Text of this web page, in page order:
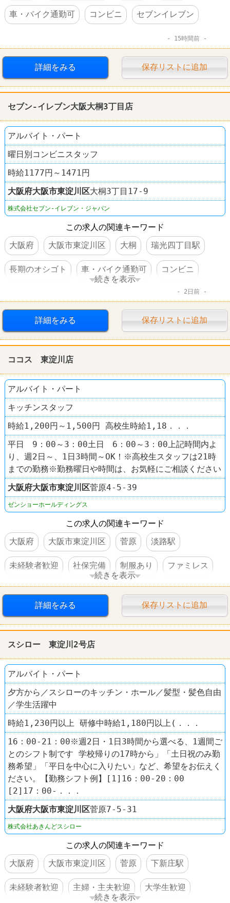
車・バイク通勤可 コンビニ セブンイレブン
15時間前
詳細をみる 保存リストに追加
セブン-イレブン大阪大桐3丁目店
アルバイト・パート
曜日別コンビニスタッフ
時給1177円～1471円
大阪府大阪市東淀川区大桐3丁目17-9
株式会社セブン-イレブン・ジャパン
この求人の関連キーワード
大阪府
大阪市東淀川区 大桐 瑞光四丁目駅
長期のオシゴト 車・バイク通勤可 コンビニ
続きを表示
2日前
詳細をみる 保存リストに追加
ココス 東淀川店
アルバイト・パート
キッチンスタッフ
時給1,200円～1,500円 高校生時給1,18．．．
平日 9：00～3：00土日 6：00～3：00上記時間内よ
り、週2日～、1日3時間～OK！※高校生スタッフは21時
までの勤務※勤務曜日や時間は、お気軽にご相談ください
大阪府大阪市東淀川区菅原4-5-39
ゼンショーホールディングス
この求人の関連キーワード
大阪府
大阪市東淀川区 菅原 淡路駅
未経験者歓迎 社保完備 制服あり ファミレス
ココス
続きを表示
詳細をみる 保存リストに追加
スシロー 東淀川2号店
アルバイト・パート
夕方から／スシローのキッチン・ホール／髪型・髪色自由
／学生活躍中
時給1,230円以上 研修中時給1,180円以上(．．．
16：00-21：00※週2日・1日3時間から選べる、1週間ご
とのシフト制です 学校帰りの17時から」「土日祝のみ勤
務希望」「平日を中心に入りたい」など、希望をお伝えく
ださい。【勤務シフト例】[1]16：00-20：00
[2]17：00-．．．
大阪府大阪市東淀川区菅原7-5-31
株式会社あきんどスシロー
この求人の関連キーワード
大阪府
大阪市東淀川区 菅原 下新庄駅
未経験者歓迎 主婦・主夫歓迎
大学生歓迎
続きを表示